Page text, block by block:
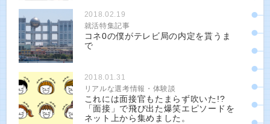
2018.02.19
就活特集記事
コネ0の僕がテレビ局の内定を貰うま
で
2018.01.31
リアルな選考情報・体験談
これには面接官もたまらず吹いた!?
「面接」で飛び出た爆笑エピソードを
ネット上から集めました。